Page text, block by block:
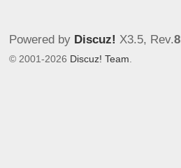
Powered by Discuz! X3.5, Rev.8
© 2001-2026 Discuz! Team